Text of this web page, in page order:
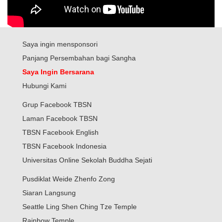
Saya ingin mensponsori
Panjang Persembahan bagi Sangha
Saya Ingin Bersarana
Hubungi Kami
Grup Facebook TBSN
Laman Facebook TBSN
TBSN Facebook English
TBSN Facebook Indonesia
Universitas Online Sekolah Buddha Sejati
Pusdiklat Weide Zhenfo Zong
Siaran Langsung
Seattle Ling Shen Ching Tze Temple